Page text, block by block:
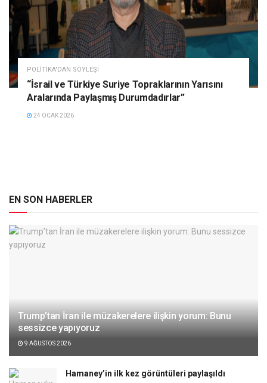
POLITIKA'DAN SÖYLEŞI
“İsrail ve Türkiye Suriye Topraklarının Yarısını
Aralarında Paylaşmış Durumdadırlar”
24 OCAK 2026
EN SON HABERLER
Trump’tan İran ile müzakerelere ilişkin yorum: Bunu
sessizce yapıyoruz
9 AĞUSTOS 2026
Hamaney’in ilk kez görüntüleri paylaşıldı